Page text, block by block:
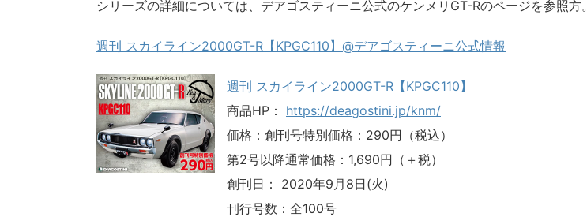
シリーズの詳細については、デアゴスティーニ公式のケンメリGT-Rのページを参照方。
週刊 スカイライン2000GT-R【KPGC110】@デアゴスティーニ公式情報
週刊 スカイライン2000GT-R【KPGC110】
商品HP： https://deagostini.jp/knm/
価格：創刊号特別価格：290円（税込）
第2号以降通常価格：1,690円（＋税）
創刊日： 2020年9月8日(火)
刊行号数：全100号